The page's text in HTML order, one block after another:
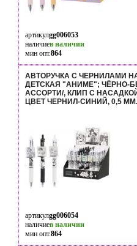
артикулgg006053
наличиев наличии
мин опт.864
АВТОРУЧКА С ЧЕРНИЛАМИ
ДЕТСКАЯ "АНИМЕ"; ЧЁРНО-
АССОРТИ/, КЛИП С
ЦВЕТ ЧЕРНИЛ-СИНИЙ, 0,5 MM.
артикулgg006054
наличиев наличии
мин опт.864